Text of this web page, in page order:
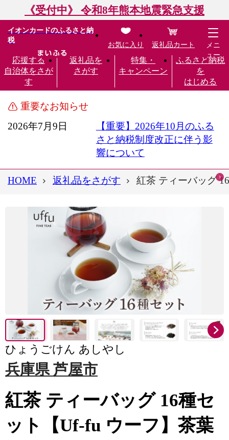
《受付中》 令和8年熊本地震緊急支援
イオンカードのふるさと納
税
応援する
自治体をさが
す
返礼品を
さがす
特集・
キャンペーン
ふるさと納税
を
はじめる
お気に入り 返礼品カート
メニ
ュー
重要なお知らせ
2026年7月9日
【重要】2026年10月のふる
さと納税制度改正に伴う影
響について
HOME 返礼品をさがす 紅茶 ティーバッグ
ひょうごけん あしやし
兵庫県 芦屋市
紅茶 ティーバッグ 16種セ
ット【Uf-fu ウーフ】茶葉